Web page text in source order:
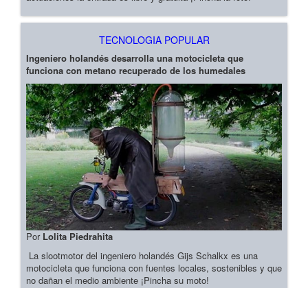
TECNOLOGIA POPULAR
Ingeniero holandés desarrolla una motocicleta que
funciona con metano recuperado de los humedales
Por Lolita Piedrahita
La slootmotor del ingeniero holandés Gijs Schalkx es una
motocicleta que funciona con fuentes locales, sostenibles y que
no dañan el medio ambiente ¡Pincha su moto!